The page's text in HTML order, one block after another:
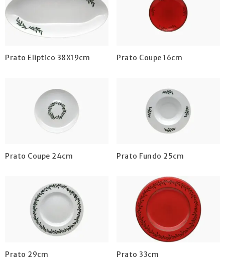
Prato Eliptico 38X19cm Prato Coupe 16cm
Prato Coupe 24cm Prato Fundo 25cm
Prato 29cm Prato 33cm